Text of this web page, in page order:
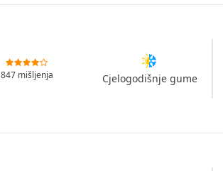
847 mišljenja Cjelogodišnje gume